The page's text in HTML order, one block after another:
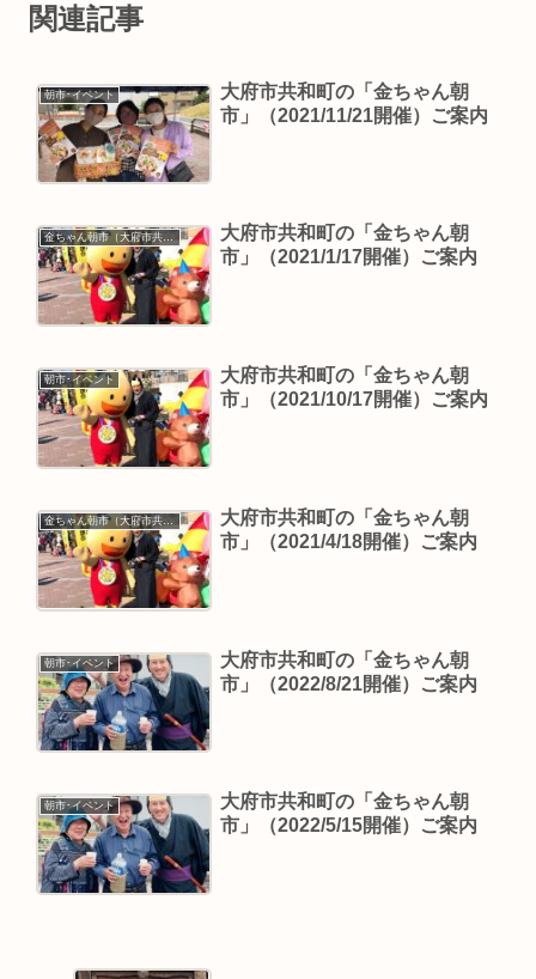
関連記事
朝市･イベント
大府市共和町の「金ちゃん朝
市」（2021/11/21開催）ご案内
金ちゃん朝市（大府市共和町）
大府市共和町の「金ちゃん朝
市」（2021/1/17開催）ご案内
朝市･イベント
大府市共和町の「金ちゃん朝
市」（2021/10/17開催）ご案内
金ちゃん朝市（大府市共和町）
大府市共和町の「金ちゃん朝
市」（2021/4/18開催）ご案内
朝市･イベント
大府市共和町の「金ちゃん朝
市」（2022/8/21開催）ご案内
朝市･イベント
大府市共和町の「金ちゃん朝
市」（2022/5/15開催）ご案内